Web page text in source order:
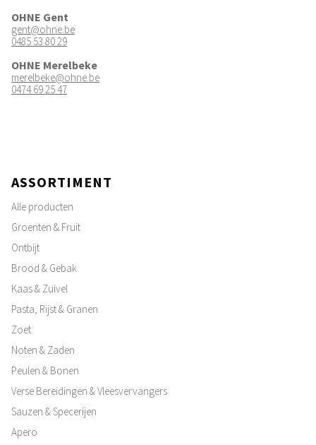
OHNE Gent
gent@ohne.be
0485 53 80 29
OHNE Merelbeke
merelbeke@ohne.be
0474 69 25 47
ASSORTIMENT
Alle producten
Groenten & Fruit
Ontbijt
Brood & Gebak
Kaas & Zuivel
Pasta, Rijst & Granen
Zoet
Noten & Zaden
Peulen & Bonen
Verse Bereidingen & Vleesvervangers
Sauzen & Specerijen
Apero